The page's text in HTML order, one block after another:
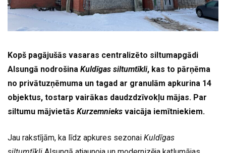
Kopš pagājušās vasaras centralizēto siltumapgādi
Alsungā nodrošina Kuldīgas siltumtīkli, kas to pārņēma
no privātuzņēmuma un tagad ar granulām apkurina 14
objektus, tostarp vairākas daudzdzīvokļu mājas. Par
siltumu mājvietās Kurzemnieks vaicāja iemītniekiem.
Jau rakstījām, ka līdz apkures sezonai Kuldīgas